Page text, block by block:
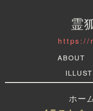
霊
https://
About
ホー